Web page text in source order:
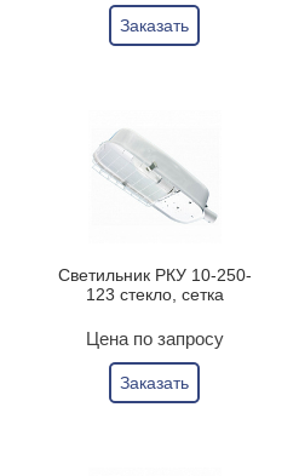
Заказать
Светильник РКУ 10-250-
123 стекло, сетка
Цена по запросу
Заказать